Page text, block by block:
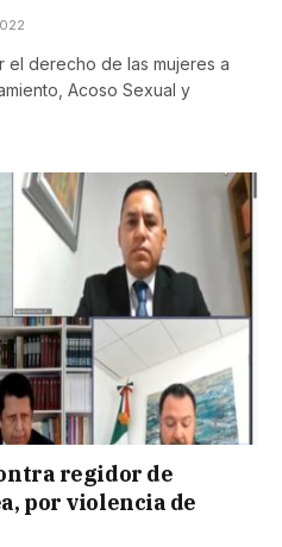
derecho de las mujeres a
Acoso Sexual y
regidor de
por violencia de